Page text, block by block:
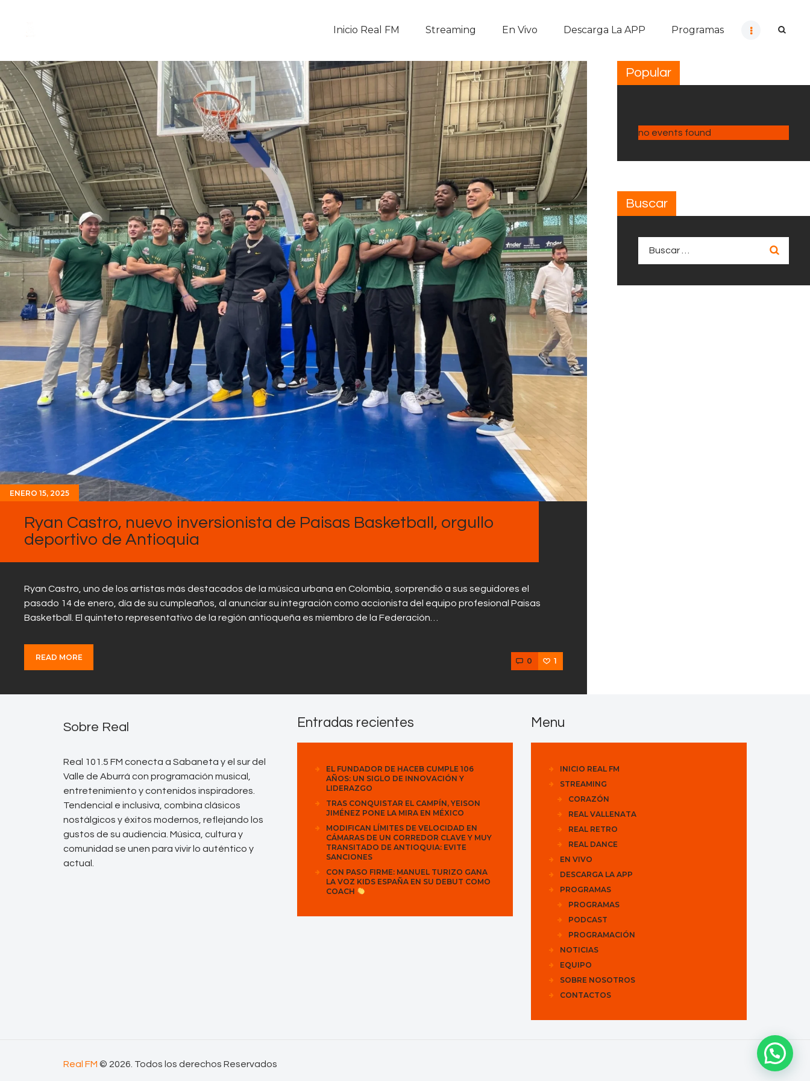
Inicio Real FM Streaming En Vivo Descarga La APP Programas
En Vivo
Descarga La APP
Programas
Noticias
Equipo
Sobre Nosotros
Contactos
ENERO 15, 2025
Ryan Castro, nuevo inversionista de Paisas Basketball, orgullo
deportivo de Antioquia
Ryan Castro, uno de los artistas más destacados de la música urbana en Colombia, sorprendió a sus seguidores el
pasado 14 de enero, día de su cumpleaños, al anunciar su integración como accionista del equipo profesional Paisas
Basketball. El quinteto representativo de la región antioqueña es miembro de la Federación…
READ MORE 0 1
Popular
no events found
Buscar
Sobre Real
Real 101.5 FM conecta a Sabaneta y el sur del
Valle de Aburrá con programación musical,
entretenimiento y contenidos inspiradores.
Tendencial e inclusiva, combina clásicos
nostálgicos y éxitos modernos, reflejando los
gustos de su audiencia. Música, cultura y
comunidad se unen para vivir lo auténtico y
actual.
Entradas recientes
EL FUNDADOR DE HACEB CUMPLE 106
AÑOS: UN SIGLO DE INNOVACIÓN Y
LIDERAZGO
TRAS CONQUISTAR EL CAMPÍN, YEISON
JIMÉNEZ PONE LA MIRA EN MÉXICO
MODIFICAN LÍMITES DE VELOCIDAD EN
CÁMARAS DE UN CORREDOR CLAVE Y MUY
TRANSITADO DE ANTIOQUIA: EVITE
SANCIONES
CON PASO FIRME: MANUEL TURIZO GANA
LA VOZ KIDS ESPAÑA EN SU DEBUT COMO
COACH
Menu
INICIO REAL FM
STREAMING
CORAZÓN
REAL VALLENATA
REAL RETRO
REAL DANCE
EN VIVO
DESCARGA LA APP
PROGRAMAS
PROGRAMAS
PODCAST
PROGRAMACIÓN
NOTICIAS
EQUIPO
SOBRE NOSOTROS
CONTACTOS
Real FM © 2026. Todos los derechos Reservados